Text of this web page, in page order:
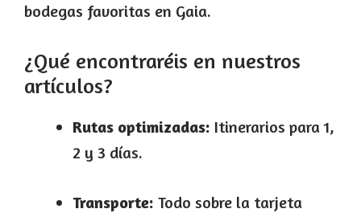
bodegas favoritas en Gaia.
¿Qué encontraréis en nuestros
artículos?
Rutas optimizadas: Itinerarios para 1,
2 y 3 días.
Transporte: Todo sobre la tarjeta